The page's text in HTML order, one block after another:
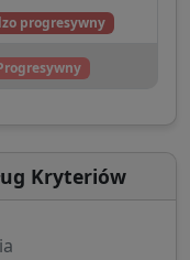
progresywny
Kryteriów